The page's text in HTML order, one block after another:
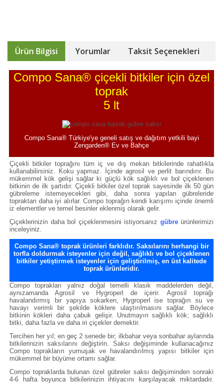
Ürün Bilgisi Yorumlar Taksit Seçenekleri
Compo Sana® çiçekli bitkiler için özel
toprak
5 lt
Compo Sana® Türkiye'ye geneli satış ve dağıtım yetkili bayi
Zengarden® Ev ve Bahçe
Çiçekli bitkiler toprağını tüm iç ve dış mekan bitkilerinde rahatlıkla
kullanabilirsiniz. Koku yapmaz. İçinde agrosil ve perlit barındırır. Bu
mükemmel kök gelişi sağlar ki güçlü kök sağlıklı ve bol çiçeklenen
bitkinin de ilk şartıdır. Çiçekli bitkiler özel toprak sayesinde ilk 50 gün
gübreleme istemeyecekleri gibi, daha sonra yapılan gübreleride
topraktan daha iyi alırlar. Compo toprağın kendi karışımı içinde önemli
iz elementler ve temel besinler eklenmiş olarak gelir.
Çiçeklerinizin daha bol çiçeklenmesini istiyorsanız gübreürünlerimizi
inceleyiniz.
Compo Sana® toprak ürünleri farklıdır. Saksılarını herhangi bir
torfla doldurmak isteyenler için değil, sağlıklı ve bol çiçeklenen
bitkiler yetiştirmek isteyenler için geliştirilmiş, en üst kalitede
toprak ürünleridir.
Compo toprakları yalnız doğal temelli klasik maddelerden değil,
aynızamandaAgrosil ve Hygroperl de içerir. Agrosil toprağı
havalandırmış bir yapıya sokarken, Hygroperl ise toprağın su ve
havayı verimli bir şekilde köklere ulaştırılmasını sağlar. Böylece
bitkinin kökleri daha çabuk gelişir. Unutmayın sağlıklı kök; sağlıklı
bitki, daha fazla ve daha iri çiçekler demektir.
Tercihen her yıl; en geç 2 senede bir; ilkbahar veya sonbahar aylarında
bitkilerinizin saksılarını değiştirin. Saksı değişiminde kullanacağınız
Compo toprakların yumuşak ve havalandırılmış yapısı bitkiler için
mükemmel bir büyüme ortamı sağlar.
Compo topraklarda bulunan özel gübreler saksı değişiminden sonraki
4-6 hafta boyunca bitkilerinizin ihtiyacını karşılayacak miktardadır.